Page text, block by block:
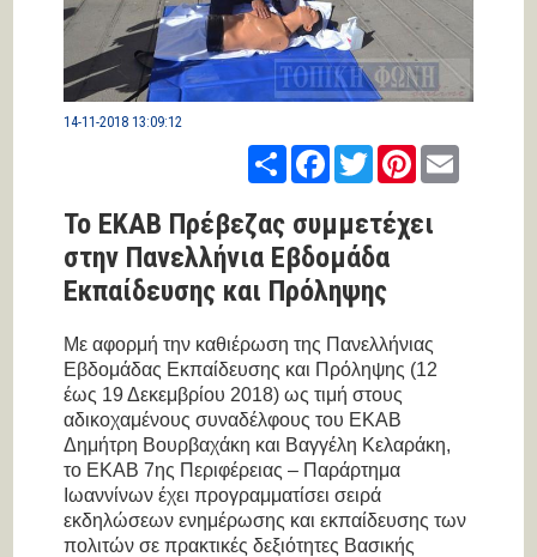
14-11-2018 13:09:12
ShareFacebook
TwitterPinterestEmail
Το ΕΚΑΒ Πρέβεζας συμμετέχει
στην Πανελλήνια Εβδομάδα
Εκπαίδευσης και Πρόληψης
Με αφορμή την καθιέρωση της Πανελλήνιας
Εβδομάδας Εκπαίδευσης και Πρόληψης (12
έως 19 Δεκεμβρίου 2018) ως τιμή στους
αδικοχαμένους συναδέλφους του ΕΚΑΒ
Δημήτρη Βουρβαχάκη και Βαγγέλη Κελαράκη,
το ΕΚΑΒ 7ης Περιφέρειας – Παράρτημα
Ιωαννίνων έχει προγραμματίσει σειρά
εκδηλώσεων ενημέρωσης και εκπαίδευσης των
πολιτών σε πρακτικές δεξιότητες Βασικής